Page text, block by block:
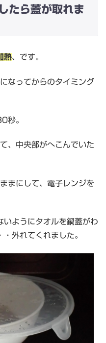
たら蓋が取れま
熱、です。
なってからのタイミング
秒。
、中央部がへこんでいた
まにして、電子レンジを
いようにタオルを鍋蓋がわ
外れてくれました。